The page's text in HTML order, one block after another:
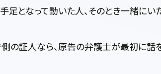
足となって動いた人、そのとき一緒にい
の証人なら、原告の弁護士が最初に話